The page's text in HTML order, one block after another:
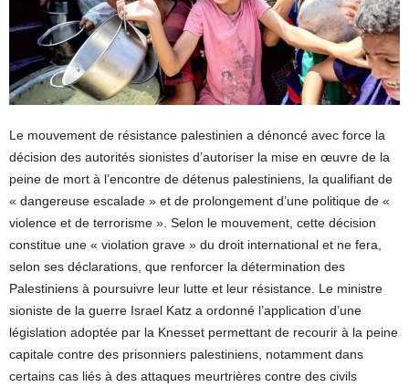
Le mouvement de résistance palestinien a dénoncé avec force la
décision des autorités sionistes d’autoriser la mise en œuvre de la
peine de mort à l’encontre de détenus palestiniens, la qualifiant de
« dangereuse escalade » et de prolongement d’une politique de «
violence et de terrorisme ». Selon le mouvement, cette décision
constitue une « violation grave » du droit international et ne fera,
selon ses déclarations, que renforcer la détermination des
Palestiniens à poursuivre leur lutte et leur résistance. Le ministre
sioniste de la guerre Israel Katz a ordonné l’application d’une
législation adoptée par la Knesset permettant de recourir à la peine
capitale contre des prisonniers palestiniens, notamment dans
certains cas liés à des attaques meurtrières contre des civils